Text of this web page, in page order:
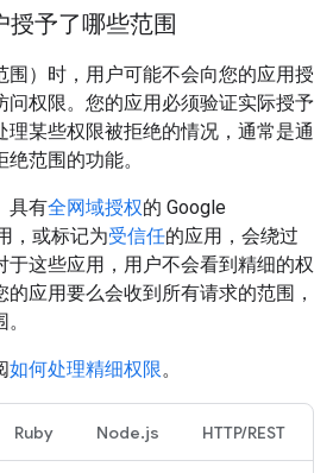
授予了哪些范围
围）时，用户可能不会向您的应用授
问权限。您的应用必须验证实际授予
理某些权限被拒绝的情况，通常是通
范围的功能。
具有全网域授权的 Google
，或标记为受信任的应用，会绕过
于这些应用，用户不会看到精细的权
应用要么会收到所有请求的范围，
如何处理精细权限。
Ruby Node.js HTTP/REST